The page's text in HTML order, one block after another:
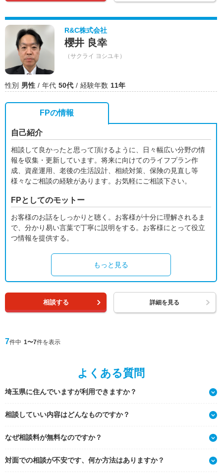
R&C株式会社
櫻井 良幸
（サクライ ヨシユキ）
性別 男性 年代 50代 経験年数 11年
FPの情報
自己紹介
相談して良かったと思って頂けるように、日々幅広い分野の情
報を収集・更新しています。将来に向けてのライフプラン作
成、資産運用、老後の生活設計、相続対策、保険の見直し等
様々なご相談の経験があります。お気軽にご相談下さい。
FPとしてのモットー
お客様のお話をしっかりと聴く。お客様が十分に理解されるま
で、分かり易い言葉で丁寧に説明をする。お客様にとって役立
つ情報を提供する。
もっと見る
相談する 詳細を見る
7件中 1〜7件を表示
よくある質問
埼玉県に住んでいますが利用できますか？
相談していい内容はどんなものですか？
なぜ相談料が無料なのですか？
対面での相談が不安です、何か方法はありますか？